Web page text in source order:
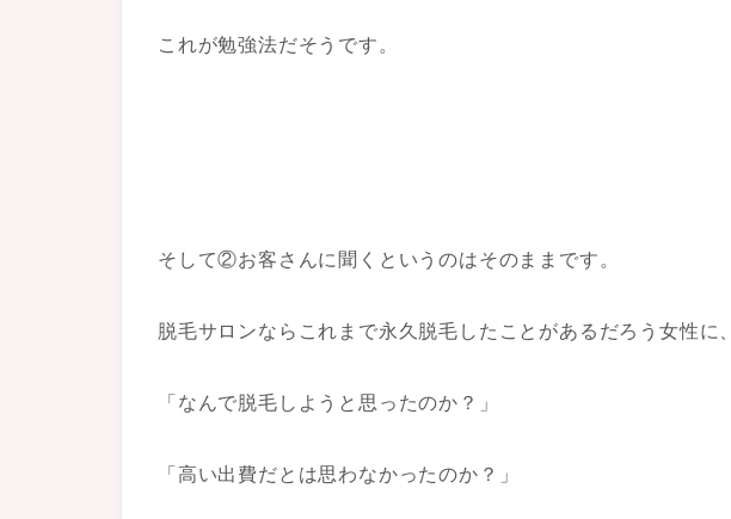
これが勉強法だそうです。
そして②お客さんに聞くというのはそのままです。
脱毛サロンならこれまで永久脱毛したことがあるだろう女性に
「なんで脱毛しようと思ったのか？」
「高い出費だとは思わなかったのか？」